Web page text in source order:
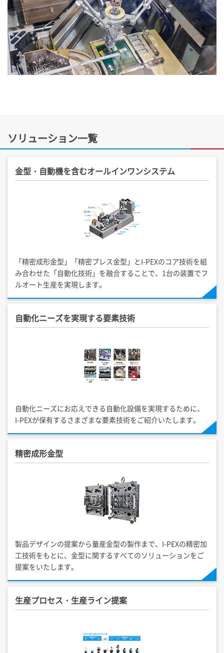
ソリューション一覧
金型・自動機を含むオールインワンシステム
「精密成形金型」「精密プレス金型」とI-PEXのコア技術を組
み合わせた「自動化技術」を融合することで、1台の装置でフ
ルオート生産を実現します。
自動化ニーズを実現する要素技術
自動化ニーズにお応えできる自動化設備を実現するために、
I-PEXが保有するさまざまな要素技術をご紹介いたします。
精密成形金型
製品デザインの提案から量産金型の製作まで、 I-PEXの精密加
工技術をもとに、金型に関するすべてのソリューションをご
提案をいたします。
生産プロセス・生産ライン提案